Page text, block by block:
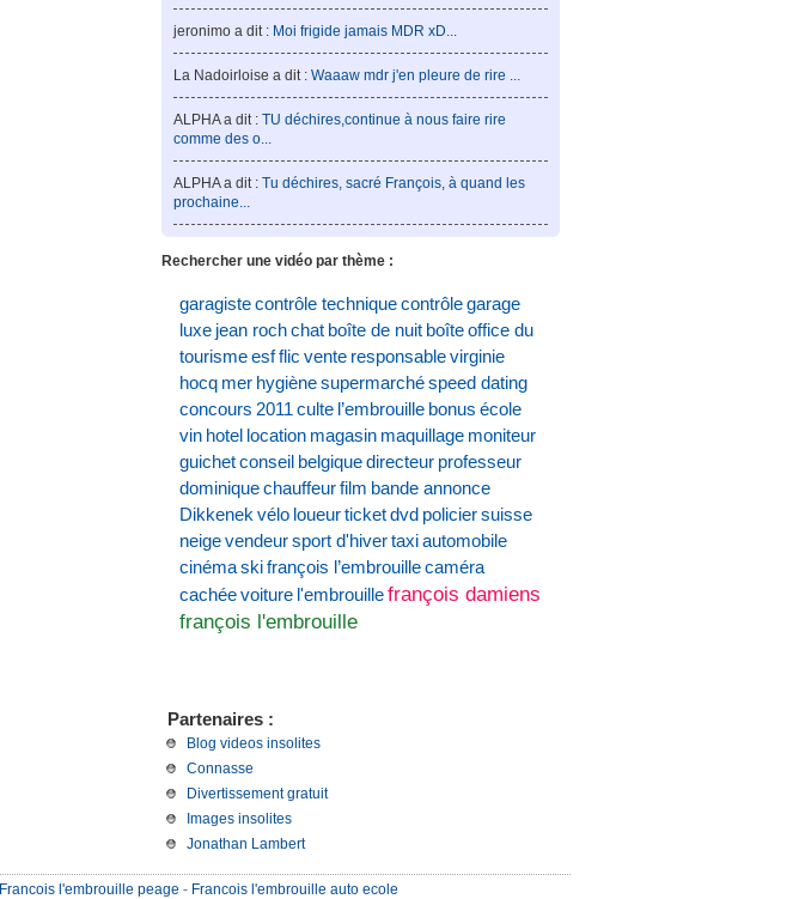
jeronimo a dit : Moi frigide jamais MDR xD...
La Nadoirloise a dit : Waaaw mdr j'en pleure de rire ...
ALPHA a dit : TU déchires,continue à nous faire rire
comme des o...
ALPHA a dit : Tu déchires, sacré François, à quand les
prochaine...
Rechercher une vidéo par thème :
garagistecontrôle techniquecontrôlegarage
luxe jean rochchat boîte de nuit boîteoffice du
tourismeesfflic vente responsablevirginie
hocq mer hygiènesupermarchéspeed dating
concours 2011 culte l’embrouille bonus école
vin hotel location magasin maquillage moniteur
guichetconseil belgiquedirecteur professeur
dominiquechauffeurfilm bande annonce
Dikkenek vélo loueurticketdvd policiersuisse
neigevendeursport d'hivertaxiautomobile
cinémaskifrançois l’embrouillecaméra
cachéevoiture l'embrouillefrançois damiens
françois l'embrouille
Partenaires :
Blog videos insolites
Connasse
Divertissement gratuit
Images insolites
Jonathan Lambert
Francois l'embrouille peage - Francois l'embrouille auto ecole